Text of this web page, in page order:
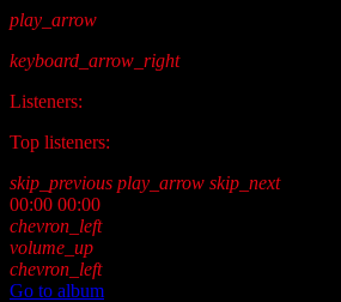
play_arrow
keyboard_arrow_right
Listeners:
Top listeners:
skip_previous play_arrow skip_next
00:00 00:00
chevron_left
volume_up
chevron_left
Go to album